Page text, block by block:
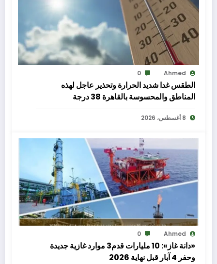
Ahmed
0
الطقس غدا شديد الحرارة وتحذير عاجل لهذه
المناطق والمحسوسة بالقاهرة 38 درجة
8 أغسطس، 2026
Ahmed
0
«دانة غاز»: 10 مليارات قدم3 موارد غازية جديدة
وحفر 4 آبار قبل نهاية 2026